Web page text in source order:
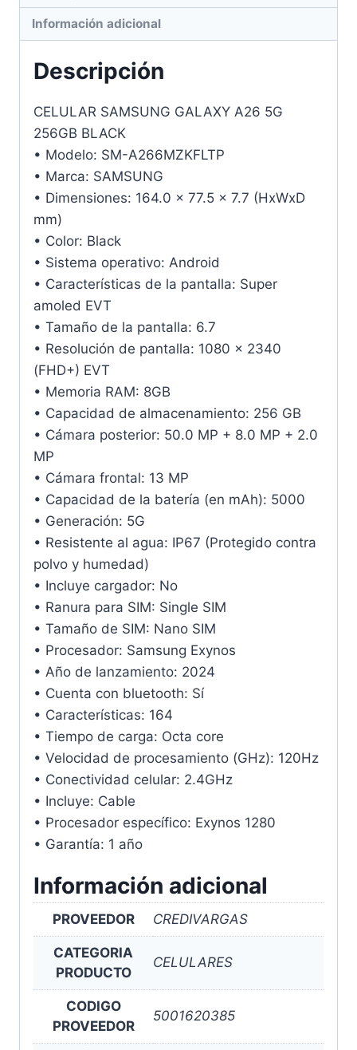
Información adicional
Descripción
CELULAR SAMSUNG GALAXY A26 5G
256GB BLACK
• Modelo: SM-A266MZKFLTP
• Marca: SAMSUNG
• Dimensiones: 164.0 x 77.5 x 7.7 (HxWxD
mm)
• Color: Black
• Sistema operativo: Android
• Características de la pantalla: Super
amoled EVT
• Tamaño de la pantalla: 6.7
• Resolución de pantalla: 1080 x 2340
(FHD+) EVT
• Memoria RAM: 8GB
• Capacidad de almacenamiento: 256 GB
• Cámara posterior: 50.0 MP + 8.0 MP + 2.0
MP
• Cámara frontal: 13 MP
• Capacidad de la batería (en mAh): 5000
• Generación: 5G
• Resistente al agua: IP67 (Protegido contra
polvo y humedad)
• Incluye cargador: No
• Ranura para SIM: Single SIM
• Tamaño de SIM: Nano SIM
• Procesador: Samsung Exynos
• Año de lanzamiento: 2024
• Cuenta con bluetooth: Sí
• Características: 164
• Tiempo de carga: Octa core
• Velocidad de procesamiento (GHz): 120Hz
• Conectividad celular: 2.4GHz
• Incluye: Cable
• Procesador específico: Exynos 1280
• Garantía: 1 año
Información adicional
PROVEEDOR CREDIVARGAS
CATEGORIA
PRODUCTO
CELULARES
CODIGO
PROVEEDOR
5001620385